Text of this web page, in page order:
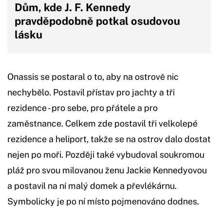
Dům, kde J. F. Kennedy
pravděpodobně potkal osudovou
lásku
Onassis se postaral o to, aby na ostrově nic
nechybělo. Postavil přístav pro jachty a tři
rezidence - pro sebe, pro přátele a pro
zaměstnance. Celkem zde postavil tři velkolepé
rezidence a heliport, takže se na ostrov dalo dostat
nejen po moři. Později také vybudoval soukromou
pláž pro svou milovanou ženu Jackie Kennedyovou
a postavil na ní malý domek a převlékárnu.
Symbolicky je po ní místo pojmenováno dodnes.